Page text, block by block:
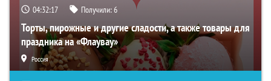
04:32:16 Получили:6
Торты, пирожные и другие сладости, а также товары для
праздника на «Флаувау»
Россия